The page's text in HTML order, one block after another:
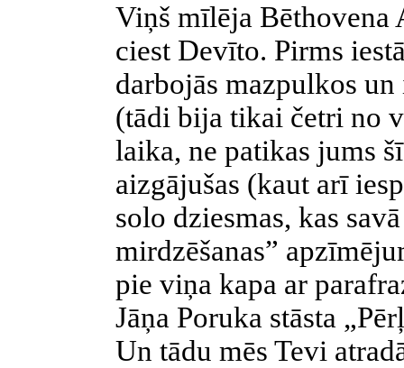
Viņš mīlēja Bēthovena
ciest Devīto. Pirms
darbojās mazpulkos
(tādi bija tikai četri no
laika, ne patikas jums
aizgājušas (kaut arī
solo dziesmas, kas
mirdzēšanas”
pie viņa kapa ar
Jāņa Poruka stāsta
Un tādu mēs Tevi